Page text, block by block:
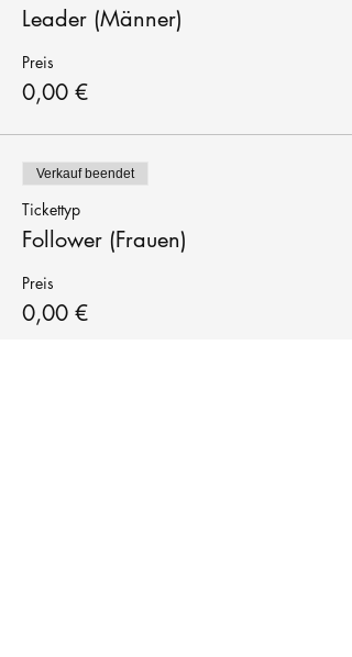
Leader (Männer)
Preis
0,00 €
Verkauf beendet
Tickettyp
Follower (Frauen)
Preis
0,00 €